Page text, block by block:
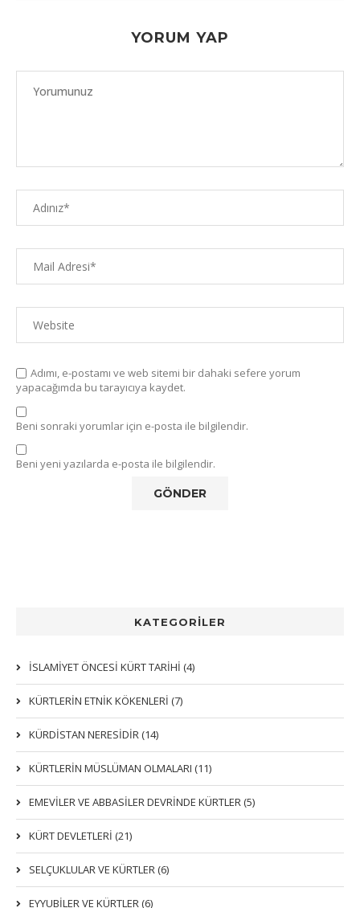
YORUM YAP
Adımı, e-postamı ve web sitemi bir dahaki sefere yorum
yapacağımda bu tarayıcıya kaydet.
Beni sonraki yorumlar için e-posta ile bilgilendir.
Beni yeni yazılarda e-posta ile bilgilendir.
KATEGORİLER
İSLAMİYET ÖNCESİ KÜRT TARİHİ (4)
KÜRTLERIN ETNIK KÖKENLERI (7)
KÜRDİSTAN NERESİDİR (14)
KÜRTLERİN MÜSLÜMAN OLMALARI (11)
EMEVİLER VE ABBASİLER DEVRİNDE KÜRTLER (5)
KÜRT DEVLETLERİ (21)
SELÇUKLULAR VE KÜRTLER (6)
EYYUBİLER VE KÜRTLER (6)